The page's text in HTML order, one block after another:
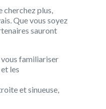
cherchez plus,
Que vous soyez
sauront
vous familiariser
les
et sinueuse,